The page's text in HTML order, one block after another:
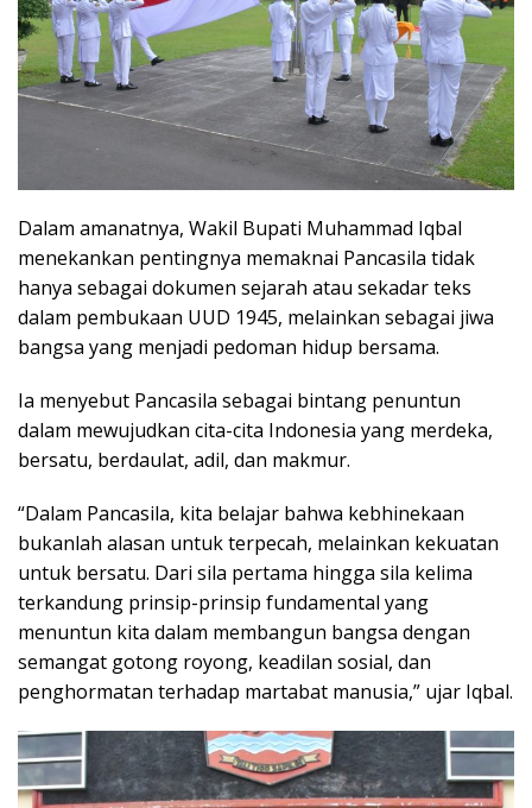
Dalam amanatnya, Wakil Bupati Muhammad Iqbal
menekankan pentingnya memaknai Pancasila tidak
hanya sebagai dokumen sejarah atau sekadar teks
dalam pembukaan UUD 1945, melainkan sebagai jiwa
bangsa yang menjadi pedoman hidup bersama.
Ia menyebut Pancasila sebagai bintang penuntun
dalam mewujudkan cita-cita Indonesia yang merdeka,
bersatu, berdaulat, adil, dan makmur.
“Dalam Pancasila, kita belajar bahwa kebhinekaan
bukanlah alasan untuk terpecah, melainkan kekuatan
untuk bersatu. Dari sila pertama hingga sila kelima
terkandung prinsip-prinsip fundamental yang
menuntun kita dalam membangun bangsa dengan
semangat gotong royong, keadilan sosial, dan
penghormatan terhadap martabat manusia,” ujar Iqbal.